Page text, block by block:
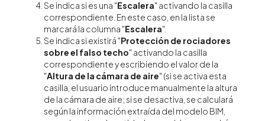
Se indica si es una "Escalera" activando la casilla
correspondiente. En este caso, en la lista se
marcará la columna "Escalera".
Se indica si existirá "Protección de rociadores
sobre el falso techo" activando la casilla
correspondiente y escribiendo el valor de la
"Altura de la cámara de aire" (si se activa esta
casilla, el usuario introduce manualmente la altura
de la cámara de aire; si se desactiva, se calculará
según la información extraída del modelo BIM,